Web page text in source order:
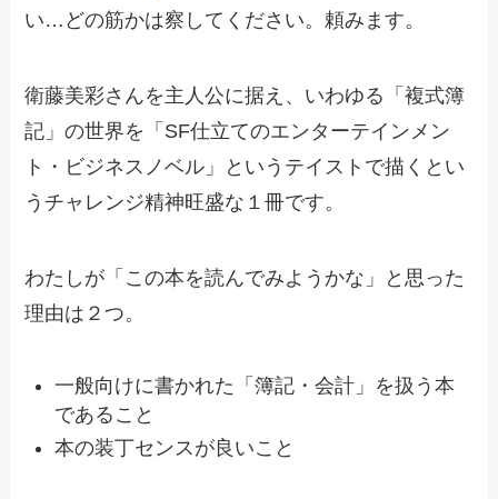
い…どの筋かは察してください。頼みます。
衛藤美彩さんを主人公に据え、いわゆる「複式簿
記」の世界を「 SF仕立てのエンターテインメン
ト・ビジネスノベル」というテイストで描くとい
うチャレンジ精神旺盛な１冊です。
わたしが「この本を読んでみようかな」と思った
理由は２つ。
一般向けに書かれた「簿記・会計」を扱う本
であること
本の装丁センスが良いこと